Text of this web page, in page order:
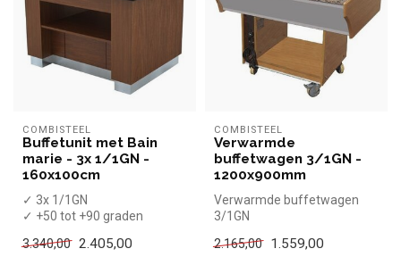
COMBISTEEL
Buffetunit met Bain
marie - 3x 1/1GN -
160x100cm
✓ 3x 1/1GN
✓ +50 tot +90 graden
100 cm, hoogte 90/145...
3.340,00 2.405,00
COMBISTEEL
Verwarmde
buffetwagen 3/1GN -
1200x900mm
Verwarmde buffetwagen
3/1GN
2.165,00
1.559,00